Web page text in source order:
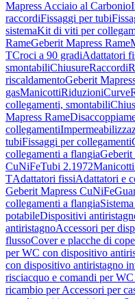
Mapress Acciaio al Carbonio
raccordiFissaggi per tubi
sistemaKit di viti per
RameGeberit Mapress Rame
TCroci a 90 gradiAdattatori
smontabiliChiusureRaccordi
riscaldamentoGeberit
gasManicottiRiduzioniCurve
collegamenti, smontabili
Mapress Rame
collegamenti
tubiFissaggi per collegamenti
collegamenti a flangiaGeberit
CuNiFeTubi 2.1972Manicotti
TAdattatori fissiAdattatori e
Geberit Mapress CuNiFe
collegamenti a flangia
potabileDispositivi
antiristagnoAccessori per
flussoCover e placche di
per WC con dispositivo
con dispositivo antiristagno
risciacquo e comandi per
ricambio per Accessori per